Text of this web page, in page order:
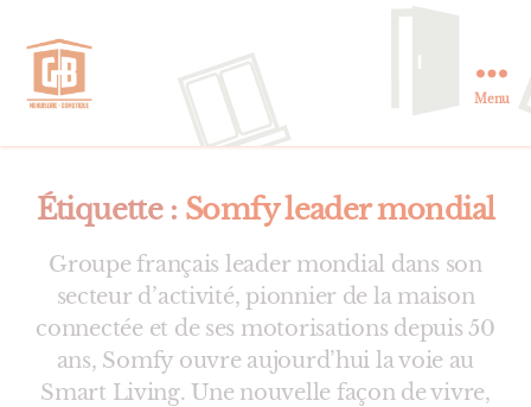
Menuiserie
Domotique
en
Essonne
Menu
Étiquette : Somfy leader mondial
Groupe français leader mondial dans son
secteur d’activité, pionnier de la maison
connectée et de ses motorisations depuis 50
ans, Somfy ouvre aujourd’hui la voie au
Smart Living. Une nouvelle façon de vivre,